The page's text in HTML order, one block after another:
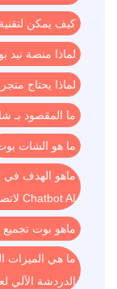
كيف يمكن لتقنية chatbot تحسين الكفاءة في خدمة العملاء
لماذا منصة
لماذا يحتاج
ما المقصود بـ
ما هو الشات
ماهو الهدف في
Chatbot AI لاتصالات عملك
ماهو بوت تجميع
ما هي الميزات
الدردشة الآلي